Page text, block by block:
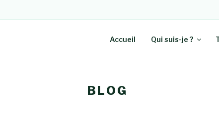
Accueil Qui suis-je ?
BLOG